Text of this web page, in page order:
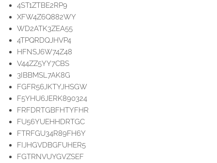
4ST1ZTBE2RP9
XFW4Z6Q882WY
WD2ATK3ZEA55
4TPQRDQJHVP4
HFNSJ6W74Z48
V44ZZ5YY7CBS
3IBBMSL7AK8G
FGFR56JKTYJHSGW
F5YHU6JERK890324
FRFDRTGBFHTYFHR
FU56YUEHHDRTGC
FTRFGU34R89FH6Y
FIJHGVDBGFUHER5
FGTRNVUYGVZSEF